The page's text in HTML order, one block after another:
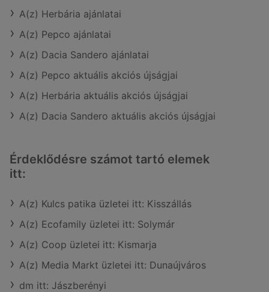
A(z) Herbária ajánlatai
A(z) Pepco ajánlatai
A(z) Dacia Sandero ajánlatai
A(z) Pepco aktuális akciós újságjai
A(z) Herbária aktuális akciós újságjai
A(z) Dacia Sandero aktuális akciós újságjai
Érdeklődésre számot tartó elemek
itt:
A(z) Kulcs patika üzletei itt: Kisszállás
A(z) Ecofamily üzletei itt: Solymár
A(z) Coop üzletei itt: Kismarja
A(z) Media Markt üzletei itt: Dunaújváros
dm itt: Jászberényi